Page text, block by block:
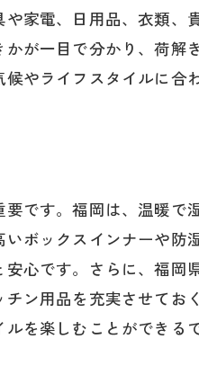
家電、日用品、衣類、
が一目で分かり、荷解
やライフスタイルに合
です。福岡は、温暖で
ボックスインナーや防
心です。さらに、福岡
ン用品を充実させてお
を楽しむことができる